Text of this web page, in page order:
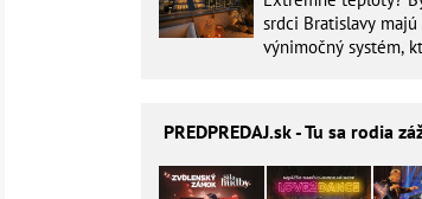
srdci Bratislavy majú
výnimočný systém,
PREDPREDAJ.sk - Tu sa rodia